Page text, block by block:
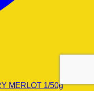
MERLOT 1/50g